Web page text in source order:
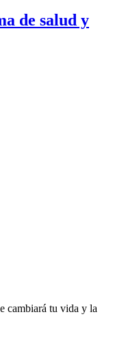
de salud y
cambiará tu vida y la